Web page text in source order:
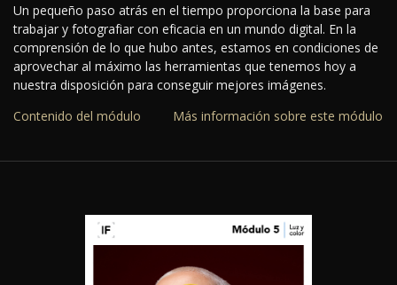
Un pequeño paso atrás en el tiempo proporciona la base para
trabajar y fotografiar con eficacia en un mundo digital. En la
comprensión de lo que hubo antes, estamos en condiciones de
aprovechar al máximo las herramientas que tenemos hoy a
nuestra disposición para conseguir mejores imágenes.
Contenido del módulo
Más información sobre este módulo